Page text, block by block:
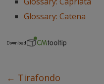
o
k
e
r
r
e
s
d
I
n
A
p
p
n
g
e
Glossary: Catena
← Tirafondo